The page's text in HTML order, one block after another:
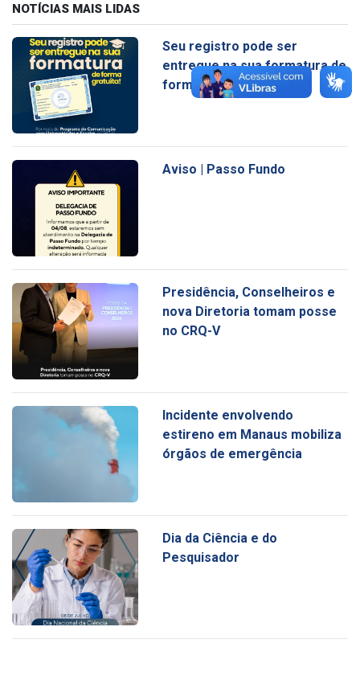
NOTÍCIAS MAIS LIDAS
Seu registro pode ser
entregue na sua formatura de
forma gratuita
Aviso | Passo Fundo
Presidência, Conselheiros e
nova Diretoria tomam posse
no CRQ-V
Incidente envolvendo
estireno em Manaus mobiliza
órgãos de emergência
Dia da Ciência e do
Pesquisador